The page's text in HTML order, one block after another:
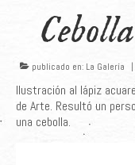
Infantil
Últimos
publicado en: La Galería |
Ilustración al lápiz
de Arte. Resultó un
una cebolla.